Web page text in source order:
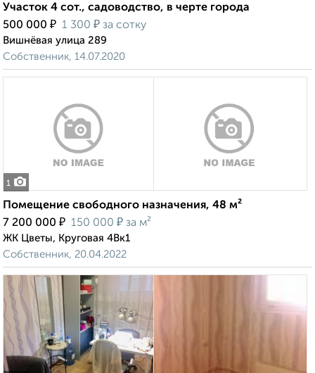
Участок 4 сот., садоводство, в черте города
500 000 ₽ 1 300 ₽ за сотку
Вишнёвая улица 289
Собственник, 14.07.2020
1
Помещение свободного назначения, 48 м²
7 200 000 ₽ 150 000 ₽ за м²
ЖК Цветы, Круговая 4Вк1
Собственник, 20.04.2022